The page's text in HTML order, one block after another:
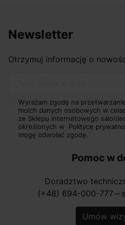
Newsletter
Otrzymuj informację o
Wyrażam zgodę na
moich danych osobowych w
ze Sklepu internetowego
określonych w Polityce
mogę odwołać zgodę.
Pomoc w
Doradztwo
(+48) 694-000-777 horizontal_rule
Umów